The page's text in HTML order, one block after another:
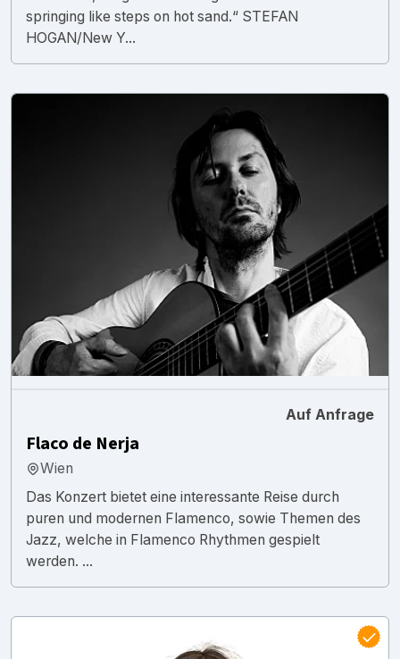
springing like steps on hot sand.“ STEFAN
HOGAN/New Y...
Auf Anfrage
Flaco de Nerja
Wien
Das Konzert bietet eine interessante Reise durch
puren und modernen Flamenco, sowie Themen des
Jazz, welche in Flamenco Rhythmen gespielt
werden. ...